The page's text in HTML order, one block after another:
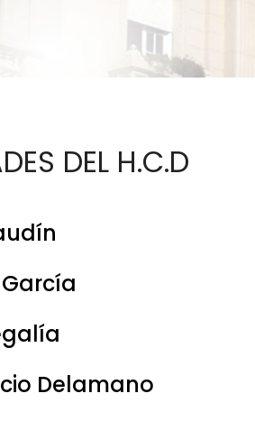
DEL H.C.D
Delamano